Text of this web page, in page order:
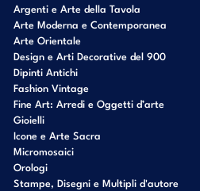
Argenti e Arte della Tavola
Arte Moderna e Contemporanea
Arte Orientale
Design e Arti Decorative del 900
Dipinti Antichi
Fashion Vintage
Fine Art: Arredi e Oggetti d’arte
Gioielli
Icone e Arte Sacra
Micromosaici
Orologi
Stampe, Disegni e Multipli d'autore